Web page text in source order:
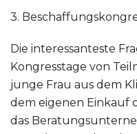
3.
Die interessanteste
Kongresstage von
junge Frau aus dem
dem eigenen Einkauf
das